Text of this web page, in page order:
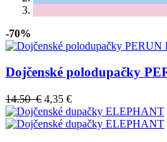
-70%
Dojčenské polodupačky
14.50 € 4,35 €